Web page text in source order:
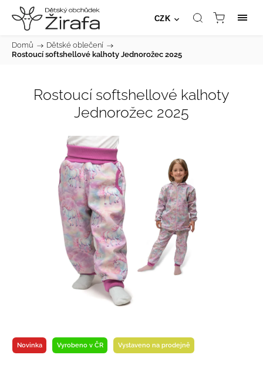
CZK
Domů / Dětské oblečení /
Rostoucí softshellové kalhoty Jednorožec 2025
Rostoucí softshellové kalhoty
Jednorožec 2025
Novinka Vyrobeno v ČR Vystaveno na prodejně